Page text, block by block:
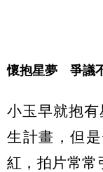
懷抱星夢 爭議
小玉早就抱
生計畫，但
紅，拍片常常